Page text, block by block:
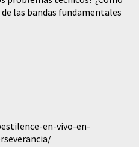
las bandas fundamentales
en-vivo-en-